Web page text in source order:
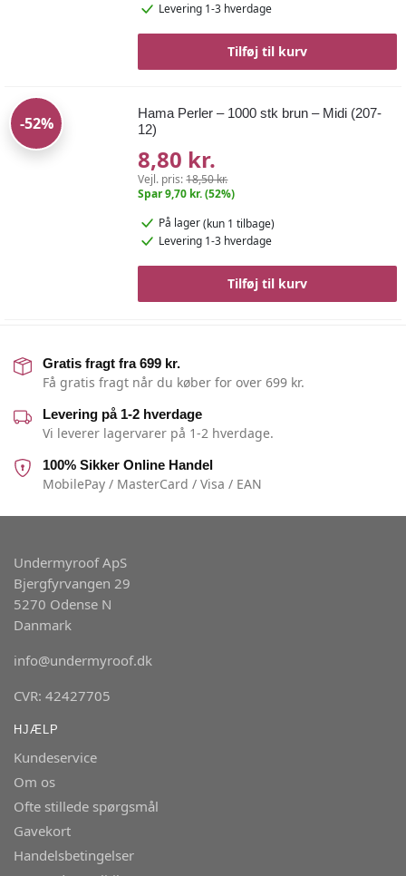
Levering 1-3 hverdage
Tilføj til kurv
-52%
Hama Perler – 1000 stk brun – Midi (207-
12)
8,80 kr.
Vejl. pris:18,50 kr.
Spar 9,70 kr. (52%)
På lager(kun 1 tilbage)
Levering 1-3 hverdage
Tilføj til kurv
Gratis fragt fra 699 kr.
Få gratis fragt når du køber for over 699 kr.
Levering på 1-2 hverdage
Vi leverer lagervarer på 1-2 hverdage.
100% Sikker Online Handel
MobilePay / MasterCard / Visa / EAN
Undermyroof ApS
Bjergfyrvangen 29
5270 Odense N
Danmark
info@undermyroof.dk
CVR: 42427705
HJÆLP
Kundeservice
Om os
Ofte stillede spørgsmål
Gavekort
Handelsbetingelser